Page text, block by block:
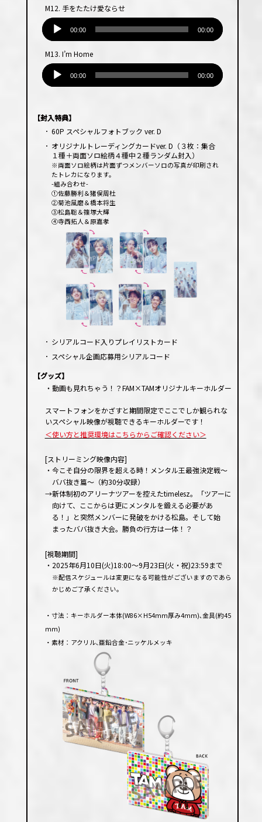
レー
ヤー
M12. 手をたたけ愛ならせ
レー
ヤー
00:00 00:00
M13. I’m Home
ヤー
00:00 00:00
【封入特典】
･ 60P スペシャルフォトブック ver. D
･ オリジナルトレーディングカードver. D（３枚：集合
１種＋両面ソロ絵柄４種中２種ランダム封入）
※両面ソロ絵柄は片面ずつメンバーソロの写真が印刷され
たトレカになります。
-組み合わせ-
①佐藤勝利＆猪俣周杜
②菊池風磨＆橋本将生
③松島聡＆篠塚大輝
④寺西拓人＆原嘉孝
･ シリアルコード入りプレイリストカード
･ スペシャル企画応募用シリアルコード
【グッズ】
・動画も見れちゃう！？FAM×TAMオリジナルキーホルダー
スマートフォンをかざすと期間限定でここでしか観られな
いスペシャル映像が視聴できるキーホルダーです！
＜使い方と推奨環境はこちらからご確認ください＞
[ストリーミング映像内容]
・今こそ自分の限界を超える時！メンタル王最強決定戦〜
ババ抜き篇〜（約30分収録）
→新体制初のアリーナツアーを控えたtimelesz。「ツアーに
向けて、ここからは更にメンタルを鍛える必要があ
る！」と突然メンバーに発破をかける松島。そして始
まったババ抜き大会。勝負の行方は一体！？
[視聴期間]
・2025年6月10日(火)18:00〜9月23日(火・祝)23:59まで
※配信スケジュールは変更になる可能性がございますのであら
かじめご了承ください。
・寸法：キーホルダー本体(W86×H54mm厚み4mm)､金具(約45
ｍｍ)
・素材：アクリル､亜鉛合金･ニッケルメッキ